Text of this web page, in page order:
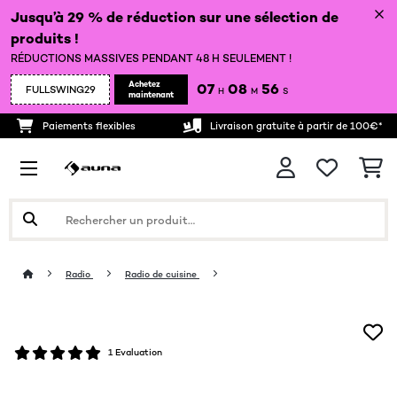
Jusqu’à 29 % de réduction sur une sélection de
produits !
RÉDUCTIONS MASSIVES PENDANT 48 H SEULEMENT !
FULLSWING29
Achetez
maintenant
07 H 08 M 55 S
Paiements flexibles Livraison gratuite à partir de 100€*
Radio Radio de cuisine
1 Evaluation